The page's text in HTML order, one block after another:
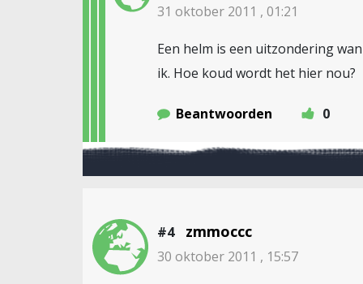
31 oktober 2011 , 01:21
Een helm is een uitzondering
ik. Hoe koud wordt het hier nou?
Beantwoorden 0
#4 zmmoccc
30 oktober 2011 , 15:57